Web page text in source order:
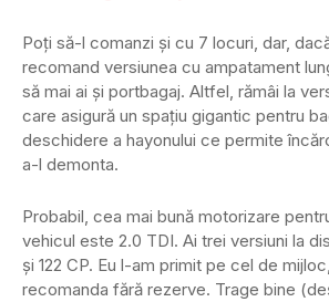
Poți să-l comanzi și cu 7 locuri, dar,
recomand versiunea cu ampatament
să mai ai și portbagaj. Altfel, rămâi la
care asigură un spațiu gigantic pentru
deschidere a hayonului ce permite
a-l demonta.
Probabil, cea mai bună motorizare
vehicul este 2.0 TDI. Ai trei versiuni la
și 122 CP. Eu l-am primit pe cel de
recomanda fără rezerve. Trage bine